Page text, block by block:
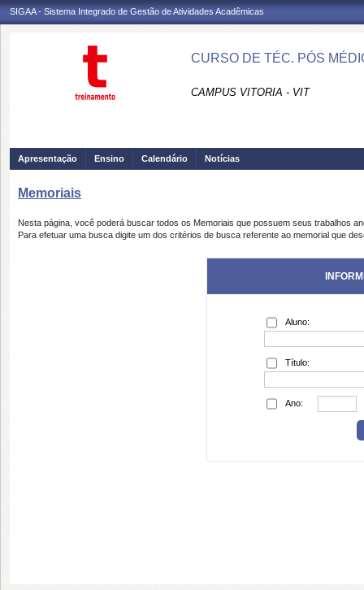
SIGAA - Sistema Integrado de Gestão de Atividades Acadêmicas
CURSO DE TÉC. PÓS
CAMPUS VITORIA - VIT
Apresentação Ensino Calendário Notícias
Memoriais
Nesta página, você poderá buscar todos os Memoriais que possuem seus trabalhos
Para efetuar uma busca digite um dos critérios de busca referente ao memorial que
Aluno:
Título:
Ano: